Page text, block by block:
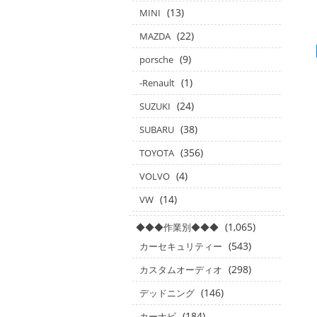
MINI (13)
MAZDA (22)
porsche (9)
-Renault (1)
SUZUKI (24)
SUBARU (38)
TOYOTA (356)
VOLVO (4)
VW (14)
◆◆◆作業別◆◆◆ (1,065)
カーセキュリティー (543)
カスタムオーディオ (298)
デッドニング (146)